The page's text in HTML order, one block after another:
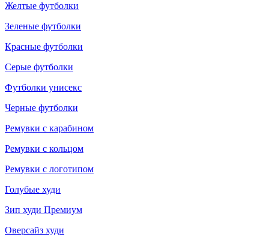
Желтые футболки
Зеленые футболки
Красные футболки
Серые футболки
Футболки унисекс
Черные футболки
Ремувки с карабином
Ремувки с кольцом
Ремувки с логотипом
Голубые худи
Зип худи Премиум
Оверсайз худи